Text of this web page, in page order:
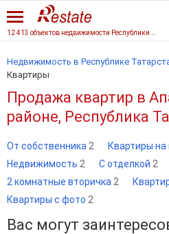
Недвижимость в Республике
Квартиры
Продажа квартир в
районе, Республика
От собственника 2 Квартиры на
Недвижимость 2 С отделкой 2
2 комнатные вторичка 2
Квартиры с фото 2
Вас могут